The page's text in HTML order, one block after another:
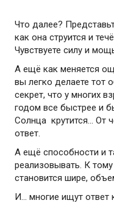
Что далее?
как она струится и
Чувствуете силу и
А ещё как меняется
вы легко делаете тот
секрет, что у многих
годом все быстрее и
Солнца крутится… От
ответ.
А ещё способности и
реализовывать. К
становится шире,
И… многие ищут ответ